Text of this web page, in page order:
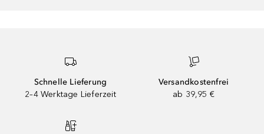
Schnelle Lieferung
2–4 Werktage Lieferzeit
Versandkostenfrei
ab 39,95 €